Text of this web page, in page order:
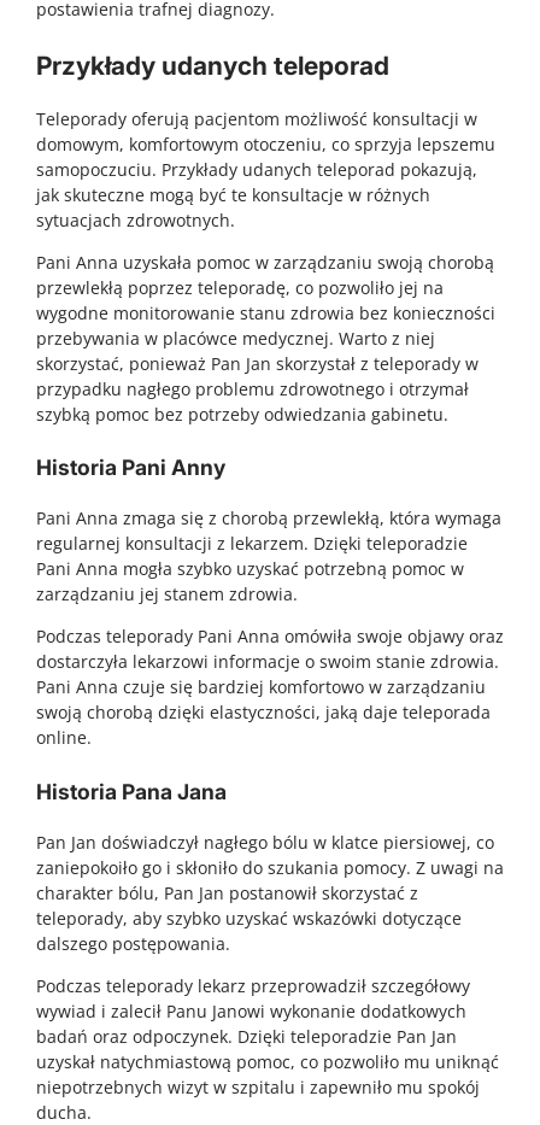
postawienia trafnej diagnozy.
Przykłady udanych teleporad
Teleporady oferują pacjentom możliwość konsultacji w
domowym, komfortowym otoczeniu, co sprzyja lepszemu
samopoczuciu. Przykłady udanych teleporad pokazują,
jak skuteczne mogą być te konsultacje w różnych
sytuacjach zdrowotnych.
Pani Anna uzyskała pomoc w zarządzaniu swoją chorobą
przewlekłą poprzez teleporadę, co pozwoliło jej na
wygodne monitorowanie stanu zdrowia bez konieczności
przebywania w placówce medycznej. Warto z niej
skorzystać, ponieważ Pan Jan skorzystał z teleporady w
przypadku nagłego problemu zdrowotnego i otrzymał
szybką pomoc bez potrzeby odwiedzania gabinetu.
Historia Pani Anny
Pani Anna zmaga się z chorobą przewlekłą, która wymaga
regularnej konsultacji z lekarzem. Dzięki teleporadzie
Pani Anna mogła szybko uzyskać potrzebną pomoc w
zarządzaniu jej stanem zdrowia.
Podczas teleporady Pani Anna omówiła swoje objawy oraz
dostarczyła lekarzowi informacje o swoim stanie zdrowia.
Pani Anna czuje się bardziej komfortowo w zarządzaniu
swoją chorobą dzięki elastyczności, jaką daje teleporada
online.
Historia Pana Jana
Pan Jan doświadczył nagłego bólu w klatce piersiowej, co
zaniepokoiło go i skłoniło do szukania pomocy. Z uwagi na
charakter bólu, Pan Jan postanowił skorzystać z
teleporady, aby szybko uzyskać wskazówki dotyczące
dalszego postępowania.
Podczas teleporady lekarz przeprowadził szczegółowy
wywiad i zalecił Panu Janowi wykonanie dodatkowych
badań oraz odpoczynek. Dzięki teleporadzie Pan Jan
uzyskał natychmiastową pomoc, co pozwoliło mu uniknąć
niepotrzebnych wizyt w szpitalu i zapewniło mu spokój
ducha.